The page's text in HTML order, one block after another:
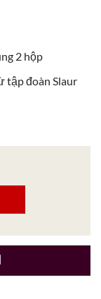
2 hộp
tập đoàn Slaur